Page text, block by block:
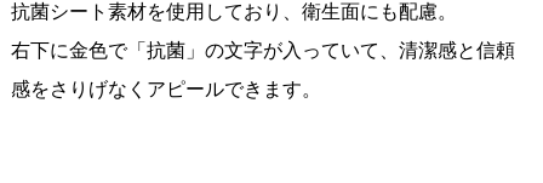
抗菌シート素材を使用しており、衛生面にも配慮。
右下に金色で「抗菌」の文字が入っていて、清潔感と信頼
感をさりげなくアピールできます。